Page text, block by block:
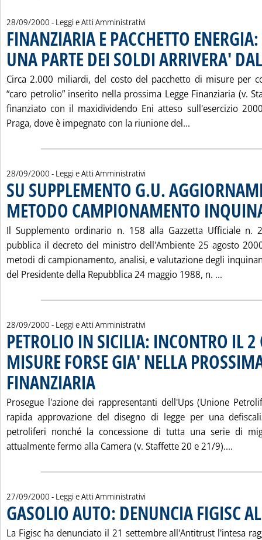
28/09/2000 - Leggi e Atti Amministrativi
FINANZIARIA E PACCHETTO ENERGIA:
UNA PARTE DEI SOLDI ARRIVERA'
Circa 2.000 miliardi, del costo del pacchetto di misure per
“caro petrolio” inserito nella prossima Legge Finanziaria (v.
finanziato con il maxidividendo Eni atteso sull'esercizio
Praga, dove è impegnato con la riunione del...
28/09/2000 - Leggi e Atti Amministrativi
SU SUPPLEMENTO G.U.
METODO CAMPIONAMENTO
Il Supplemento ordinario n. 158 alla Gazzetta Ufficiale n.
pubblica il decreto del ministro dell'Ambiente 25 agosto
metodi di campionamento, analisi, e valutazione degli
del Presidente della Repubblica 24 maggio 1988, n. ...
28/09/2000 - Leggi e Atti Amministrativi
PETROLIO IN SICILIA: INCONTRO IL 2
MISURE FORSE GIA' NELLA
FINANZIARIA
Prosegue l'azione dei rappresentanti dell'Ups (Unione
rapida approvazione del disegno di legge per una
petroliferi nonché la concessione di tutta una serie di
attualmente fermo alla Camera (v. Staffette 20 e 21/9)....
27/09/2000 - Leggi e Atti Amministrativi
GASOLIO AUTO: DENUNCIA FIGISC
La Figisc ha denunciato il 21 settembre all'Antitrust l'intesa